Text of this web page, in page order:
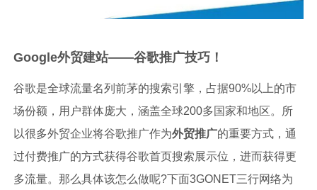
Google外贸建站——谷歌推广技巧！
谷歌是全球流量名列前茅的搜索引擎，占据90%以上的市
场份额，用户群体庞大，涵盖全球200多国家和地区。所
以很多外贸企业将谷歌推广作为外贸推广的重要方式，通
过付费推广的方式获得谷歌首页搜索展示位，进而获得更
多流量。那么具体该怎么做呢?下面3GONET三行网络为